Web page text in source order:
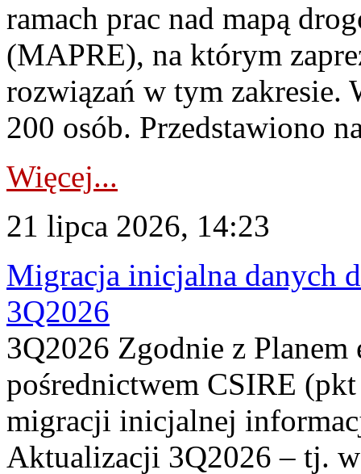
ramach prac nad mapą
(MAPRE), na którym
rozwiązań w tym zakresie.
200 osób. Przedstawiono
Więcej...
21 lipca 2026, 14:23
Migracja inicjalna danych
3Q2026
3Q2026 Zgodnie z
pośrednictwem CSIRE
migracji inicjalnej
Aktualizacji 3Q2026 – tj.